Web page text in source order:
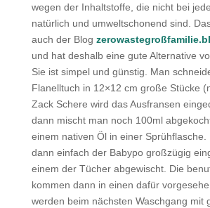
wegen der Inhaltstoffe, die nicht bei
natürlich und umweltschonend sind.
auch der Blog
und hat deshalb eine gute Alternative
Sie ist simpel und günstig. Man
Flanelltuch in 12×12 cm große Stücke
Zack Schere wird das Ausfransen
dann mischt man noch 100ml
einem nativen Öl in einer Sprühflasche.
dann einfach der Babypo großzügig
einem der Tücher abgewischt. Die
kommen dann in einen dafür
werden beim nächsten Waschgang mit